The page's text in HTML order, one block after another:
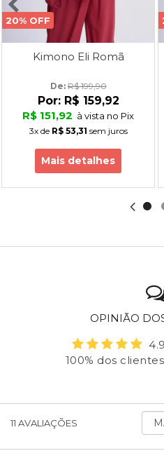
20% OFF
Kimono Eli Romã
De: R$ 199,90
Por: R$ 159,92
R$ 151,92 à vista no Pix
3xde R$ 53,31 sem juros
Mais detalhes
OPINIÃO
100% dos
11 AVALIAÇÕES